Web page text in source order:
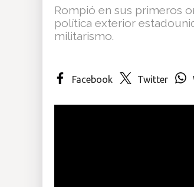
Rompió en sus primeros
política exterior
militarismo.
Facebook Twitter